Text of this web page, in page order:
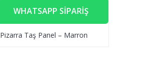
WHATSAPP SIPARIŞ
Pizarra Taş Panel – Marron